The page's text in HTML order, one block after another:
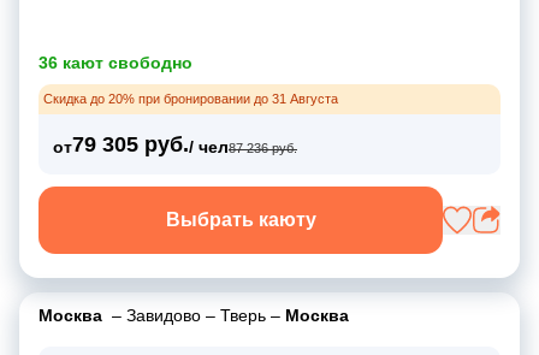
36 кают свободно
Скидка до 20% при бронировании до 31 Августа
от79 305 руб./ чел87 236 руб.
Выбрать каюту
Москва – Завидово – Тверь – Москва